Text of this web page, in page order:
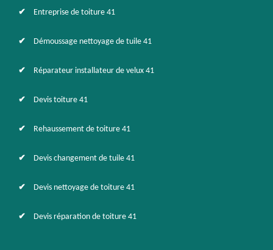
Entreprise de toiture 41
Démoussage nettoyage de tuile 41
Réparateur installateur de velux 41
Devis toiture 41
Rehaussement de toiture 41
Devis changement de tuile 41
Devis nettoyage de toiture 41
Devis réparation de toiture 41